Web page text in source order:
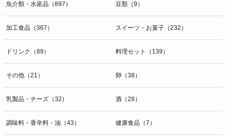
魚介類・水産品（897） 豆類（9）
加工食品（367） スイーツ・お菓子（232）
ドリンク（89） 料理セット（139）
その他（21） 卵（38）
乳製品・チーズ（32） 酒（28）
調味料・香辛料・油（43） 健康食品（7）